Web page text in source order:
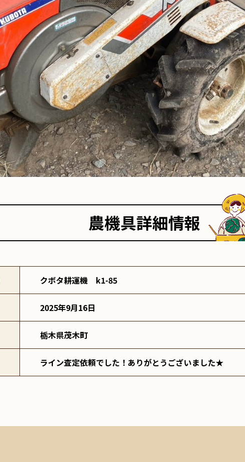
農機具詳細情報
クボタ耕運機 k1-85
2025年9月16日
栃木県茂木町
ライン査定依頼でした！ありがとうございました★